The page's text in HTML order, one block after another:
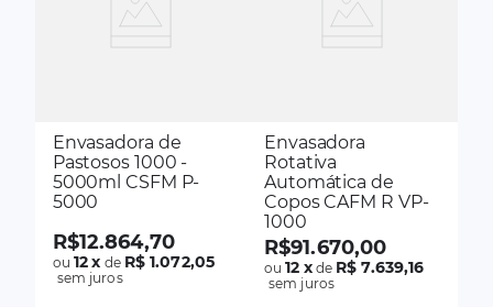
Envasadora de
Pastosos 1000 -
5000ml CSFM P-
5000
R$12.864,70
ou12x de R$ 1.072,05
sem juros
Envasadora
Rotativa
Automática de
Copos CAFM R VP-
1000
R$91.670,00
ou12 xde R$ 7.639,16
sem juros